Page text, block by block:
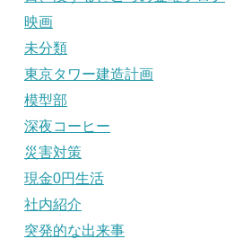
映画
未分類
東京タワー建造計画
模型部
深夜コーヒー
災害対策
現金0円生活
社内紹介
突発的な出来事